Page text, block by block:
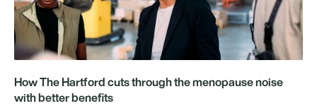
How The Hartford cuts through the menopause noise
with better benefits